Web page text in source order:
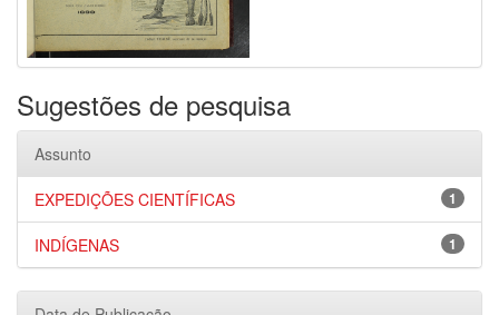
Sugestões de pesquisa
Assunto
1
EXPEDIÇÕES CIENTÍFICAS
1
INDÍGENAS